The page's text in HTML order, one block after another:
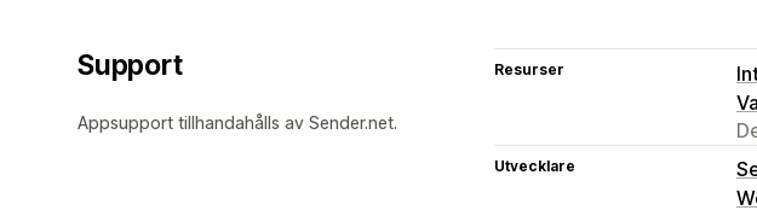
Support
Appsupport tillhandahålls av Sender.net.
Resurser
Utvecklare